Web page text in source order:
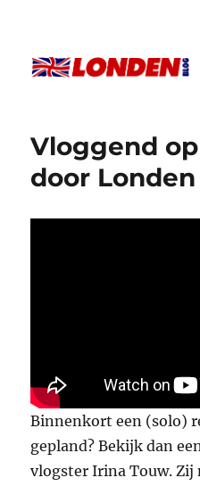
Vloggend
door Londen
Binnenkort een (solo)
gepland? Bekijk dan
vlogster Irina Touw. Zij